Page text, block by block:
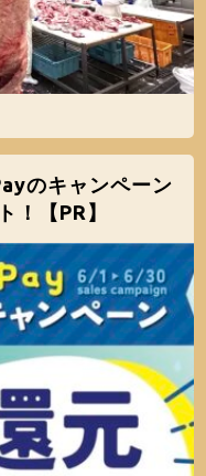
のキャンペーン
！【PR】